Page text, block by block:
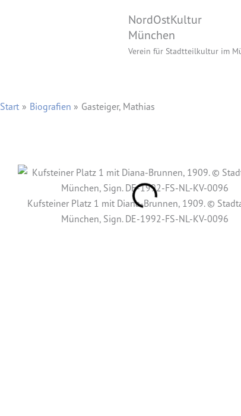
NordOstKultur
München
Verein für Stadtteilkultur im
Start Biografien Gasteiger, Mathias
Kufsteiner Platz 1 mit Diana-Brunnen, 1909. ©
München, Sign. DE-1992-FS-NL-KV-0096